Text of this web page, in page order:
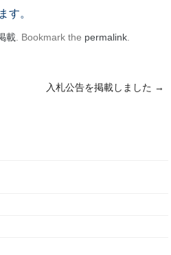
す。
載 . Bookmark the permalink
入札公告を掲載しました →